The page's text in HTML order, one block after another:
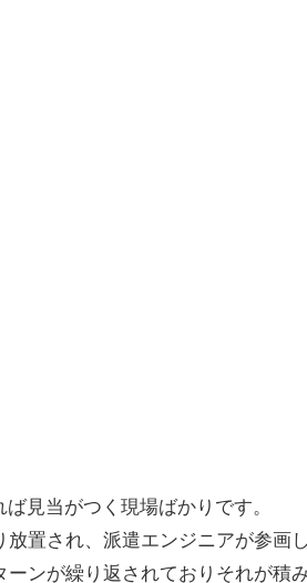
ば見当がつく現場ばかりです。
放置され、派遣エンジニアが参画
ンが繰り返されておりそれが積